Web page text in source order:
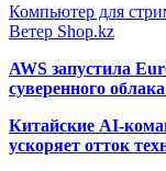
Компьютер для
Ветер Shop.kz
AWS запустила
суверенного
Китайские AI-
ускоряет отток